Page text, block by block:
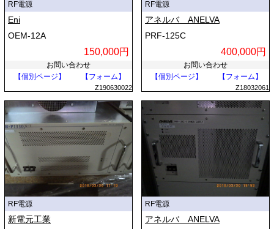
RF電源
Eni
OEM-12A
150,000円
お問い合わせ
【個別ページ】
【フォーム】
Z190630022
RF電源
アネルバ ANELVA
PRF-125C
400,000円
お問い合わせ
【個別ページ】
【フォーム】
Z18032061
RF電源
新電元工業
RF電源
アネルバ ANELVA